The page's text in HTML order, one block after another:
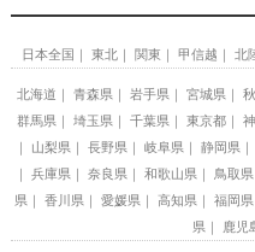
日本全国 東北 関東 甲信越 北
北海道 青森県 岩手県 宮城県
群馬県
埼玉県 千葉県 東京都
山梨県
長野県 岐阜県 静岡県
兵庫県
奈良県 和歌山県 鳥取県
県
香川県 愛媛県 高知県 福岡県
県
鹿児